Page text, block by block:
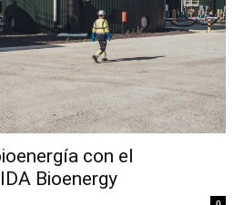
con el
Bioenergy